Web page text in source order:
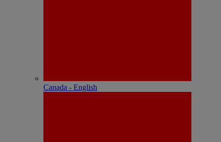
Canada - English